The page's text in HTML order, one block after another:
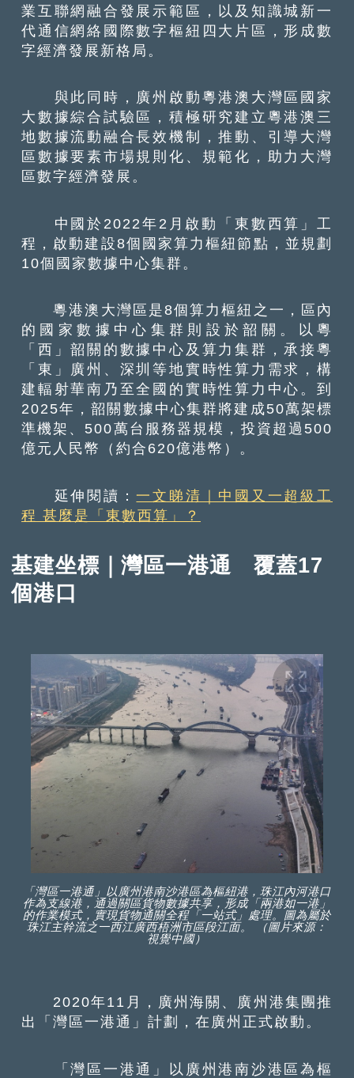
業互聯網融合發展示範區，以及知識城新一
代通信網絡國際數字樞紐四大片區，形成數
字經濟發展新格局。
與此同時，廣州啟動粵港澳大灣區國家
大數據綜合試驗區，積極研究建立粵港澳三
地數據流動融合長效機制，推動、引導大灣
區數據要素市場規則化、規範化，助力大灣
區數字經濟發展。
中國於2022年2月啟動「東數西算」工
程，啟動建設8個國家算力樞紐節點，並規劃
10個國家數據中心集群。
粵港澳大灣區是8個算力樞紐之一，區內
的國家數據中心集群則設於韶關。以粵
「西」韶關的數據中心及算力集群，承接粵
「東」廣州、深圳等地實時性算力需求，構
建輻射華南乃至全國的實時性算力中心。到
2025年，韶關數據中心集群將建成50萬架標
準機架、500萬台服務器規模，投資超過500
億元人民幣（約合620億港幣）。
延伸閱讀：一文睇清｜中國又一超級工
程 甚麼是「東數西算」？
基建坐標｜灣區一港通 覆蓋17
個港口
「灣區一港通」以廣州港南沙港區為樞紐港，珠江內河港口
作為支線港，通過關區貨物數據共享，形成「兩港如一港」
的作業模式，實現貨物通關全程「一站式」處理。圖為屬於
珠江主幹流之一西江廣西梧洲市區段江面。 （圖片來源：
視覺中國）
2020年11月，廣州海關、廣州港集團推
出「灣區一港通」計劃，在廣州正式啟動。
「灣區一港通」以廣州港南沙港區為樞